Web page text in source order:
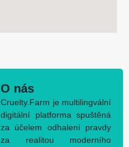
O nás
Cruelty.Farm je multilingvální
digitální platforma spuštěná
za účelem odhalení pravdy
za realitou moderního